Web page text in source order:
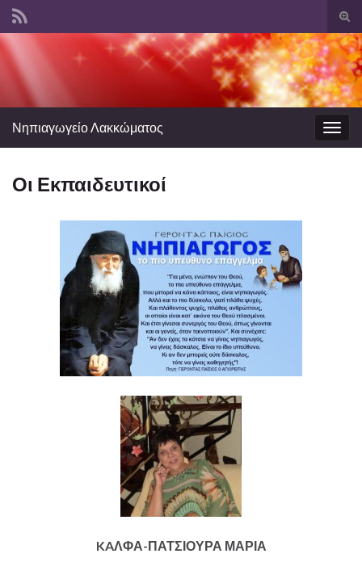
Search for:
Νηπιαγωγείο Λακκώματος
Οι Εκπαιδευτικοί
KAΛΦΑ-ΠΑΤΣΙΟΥΡΑ ΜΑΡΙΑ